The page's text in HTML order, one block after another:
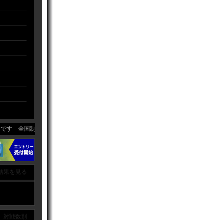
全国制覇目標に活動しています
果を見る
対戦数別